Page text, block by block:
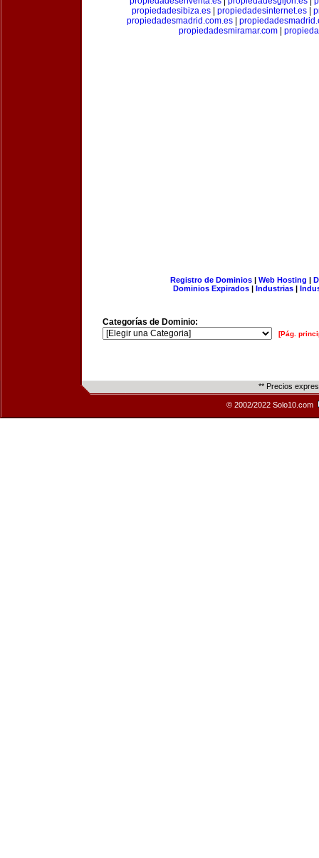
propiedadesibiza.es
propiedadesinternet.es
propiedadesmadrid.com.es
propiedadesmiramar.com
Registro de Dominios| Web Hosting |
Dominios Expirados | Industrias |
Categorías de Dominio:
[Pág.
** Precios
© 2002/2022 Solo10.com